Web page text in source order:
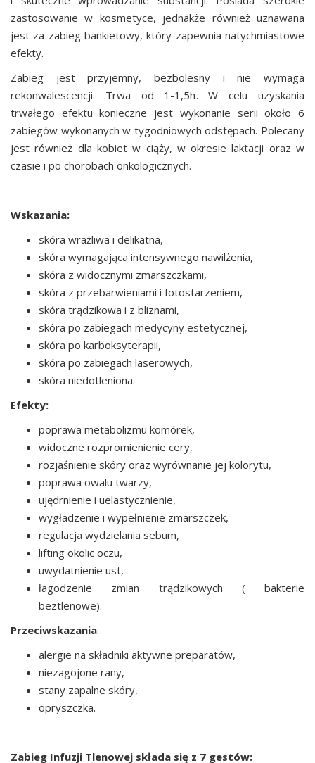
zastosowanie w kosmetyce, jednakże również uznawana
jest za zabieg bankietowy, który zapewnia natychmiastowe
efekty.
Zabieg jest przyjemny, bezbolesny i nie wymaga
rekonwalescencji. Trwa od 1-1,5h. W celu uzyskania
trwałego efektu konieczne jest wykonanie serii około 6
zabiegów wykonanych w tygodniowych odstępach. Polecany
jest również dla kobiet w ciąży, w okresie laktacji oraz w
czasie i po chorobach onkologicznych.
Wskazania:
skóra wrażliwa i delikatna,
skóra wymagająca intensywnego nawilżenia,
skóra z widocznymi zmarszczkami,
skóra z przebarwieniami i fotostarzeniem,
skóra trądzikowa i z bliznami,
skóra po zabiegach medycyny estetycznej,
skóra po karboksyterapii,
skóra po zabiegach laserowych,
skóra niedotleniona.
Efekty:
poprawa metabolizmu komórek,
widoczne rozpromienienie cery,
rozjaśnienie skóry oraz wyrównanie jej kolorytu,
poprawa owalu twarzy,
ujędrnienie i uelastycznienie,
wygładzenie i wypełnienie zmarszczek,
regulacja wydzielania sebum,
lifting okolic oczu,
uwydatnienie ust,
łagodzenie zmian trądzikowych ( bakterie
beztlenowe).
Przeciwskazania:
alergie na składniki aktywne preparatów,
niezagojone rany,
stany zapalne skóry,
opryszczka.
Zabieg Infuzji Tlenowej składa się z 7 gestów: